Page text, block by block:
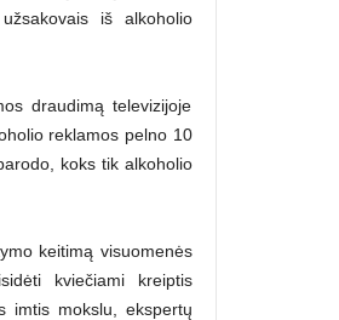
iš alkoholio
draudimą televizijoje
reklamos pelno 10
koks tik alkoholio
keitimą visuomenės
kviečiami kreiptis
imtis mokslu, ekspertų